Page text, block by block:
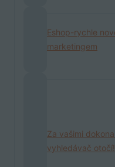
Eshop-rychle
marketingem
Za vašimi
vyhledávač otočí!